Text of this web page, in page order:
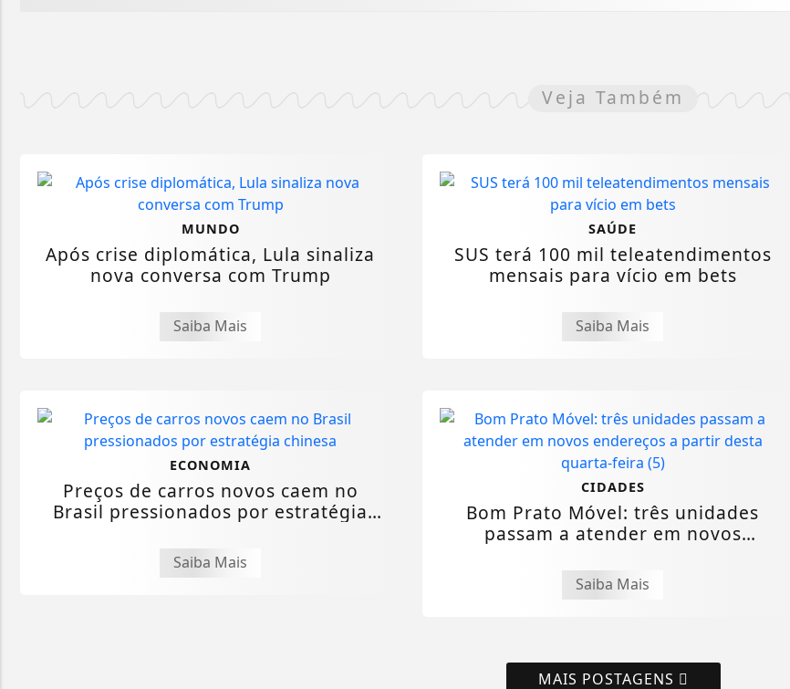
Veja Também
MUNDO
Após crise diplomática, Lula sinaliza
nova conversa com Trump
Saiba Mais
SAÚDE
SUS terá 100 mil teleatendimentos
mensais para vício em bets
Saiba Mais
ECONOMIA
Preços de carros novos caem no
Brasil pressionados por estratégia
Saiba Mais
CIDADES
Bom Prato Móvel: três unidades
passam a atender em novos
Saiba Mais
MAIS POSTAGENS